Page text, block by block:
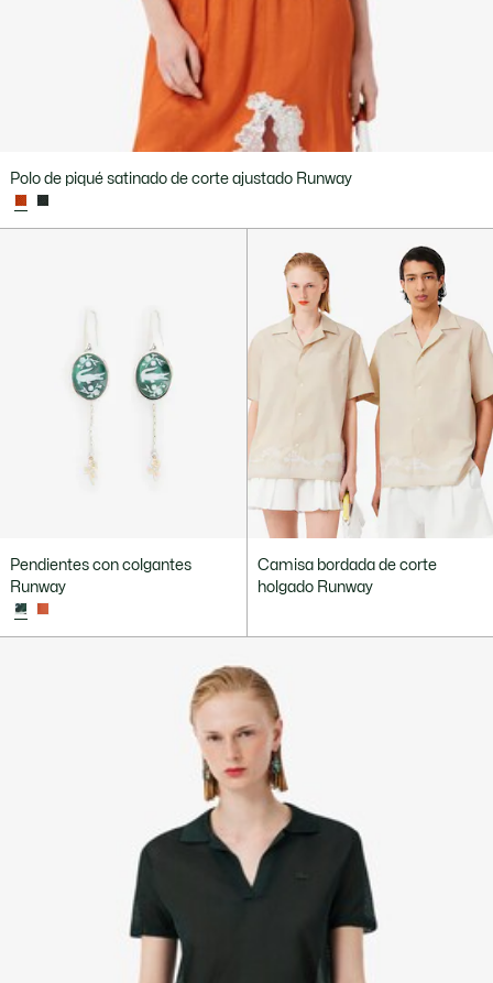
Polo de piqué satinado de corte ajustado Runway
Pendientes con colgantes
Runway
Camisa bordada de corte
holgado Runway